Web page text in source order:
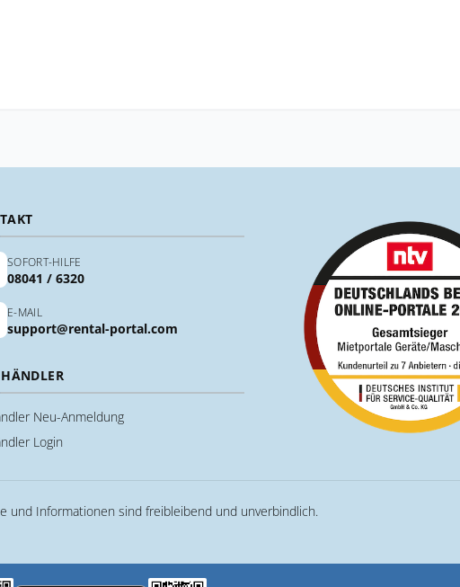
SOFORT-HILFE
08041 / 6320
E-MAIL
support@rental-portal.com
Neu-Anmeldung
Login
und Informationen sind freibleibend und unverbindlich.